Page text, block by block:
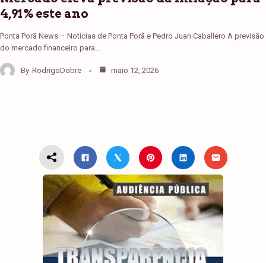
4,91% este ano
Ponta Porã News – Notícias de Ponta Porã e Pedro Juan Caballero A previsão
do mercado financeiro para…
By RodrigoDobre maio 12, 2026